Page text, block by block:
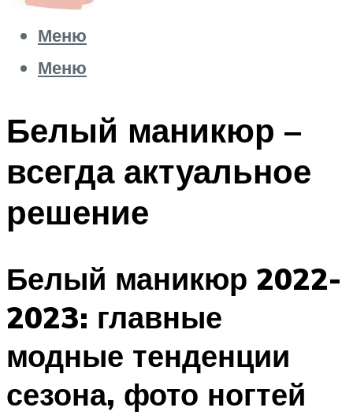
Меню
Меню
Белый маникюр –
всегда актуальное
решение
Белый маникюр 2022-
2023: главные
модные тенденции
сезона, фото ногтей